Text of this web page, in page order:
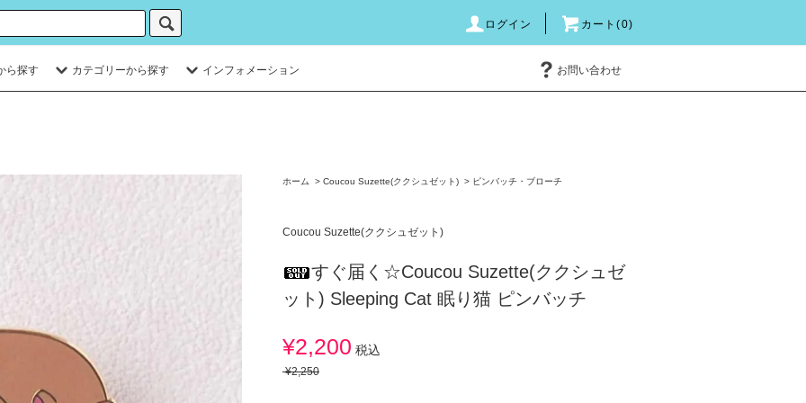
ログイン カート(0)
ら探す カテゴリーから探す インフォメーション お問い合わせ
ホーム > Coucou Suzette(ククシュゼット) > ピンバッチ・ブローチ
Coucou Suzette(ククシュゼット)
すぐ届く☆Coucou Suzette(ククシュゼ
ット) Sleeping Cat 眠り猫 ピンバッチ
¥2,200 税込
¥2,250